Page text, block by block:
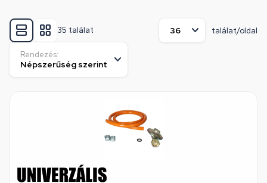
35 találat találat/oldal
Rendezés: